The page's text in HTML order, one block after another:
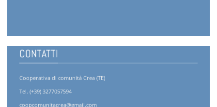
CONTATTI
Cooperativa di comunità Crea (TE)
Tel. (+39) 3277057594
coopcomunitacrea@gmail.com